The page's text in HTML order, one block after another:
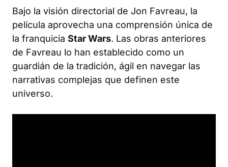
Bajo la visión directorial de Jon Favreau, la
película aprovecha una comprensión única de
la franquicia Star Wars. Las obras anteriores
de Favreau lo han establecido como un
guardián de la tradición, ágil en navegar las
narrativas complejas que definen este
universo.